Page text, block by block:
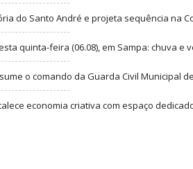
do Santo André e projeta sequência na
quinta-feira (06.08), em Sampa: chuva e
o comando da Guarda Civil Municipal
economia criativa com espaço